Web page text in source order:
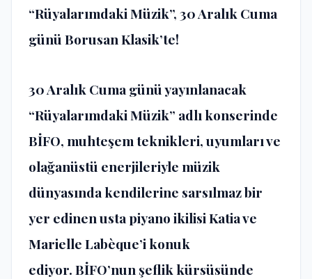
“Rüyalarımdaki Müzik”, 30 Aralık Cuma
günü Borusan Klasik’te!
30 Aralık Cuma günü yayınlanacak
“Rüyalarımdaki Müzik” adlı konserinde
BİFO, muhteşem teknikleri, uyumları ve
olağanüstü enerjileriyle müzik
dünyasında kendilerine sarsılmaz bir
yer edinen usta piyano ikilisi Katia ve
Marielle Labèque’i konuk
ediyor.BİFO’nun şeflik kürsüsünde